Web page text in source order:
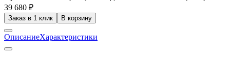
39 680 ₽
Заказ в 1 клик В корзину
ОписаниеХарактеристики